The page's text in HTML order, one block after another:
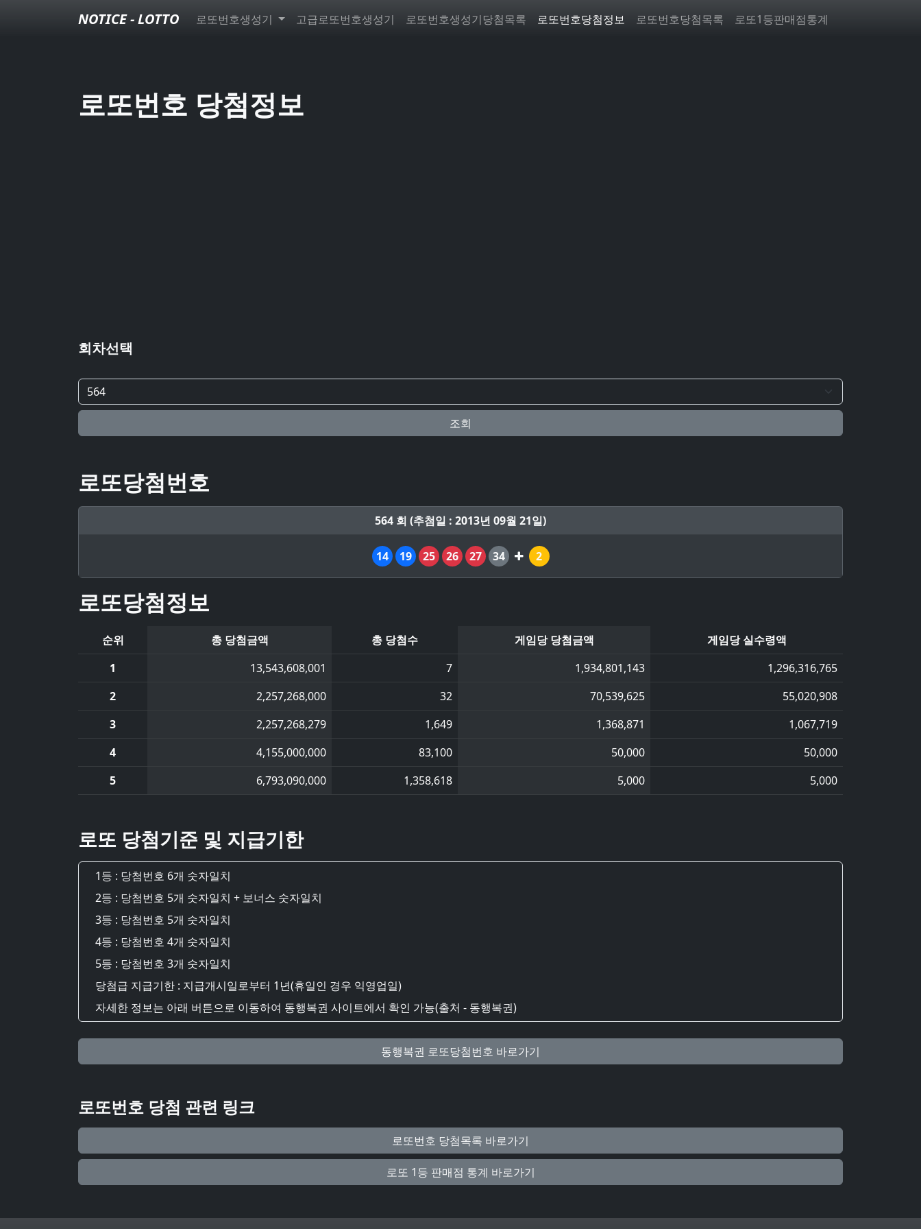
NOTICE - LOTTO 로또번호생성기 고급로또번호생성기 로또번호생성기당첨목록 로또번호당첨정보 로또번호당첨목록 로또1등판매점통계
로또번호 당첨정보
회차선택
조회
로또당첨번호
564 회 (추첨일 : 2013년 09월 21일)
14 19 25 26 27 34 2
로또당첨정보
순위 총 당첨금액 총 당첨수 게임당 당첨금액
게임당 실수령액
1
13,543,608,001 7 1,934,801,143
1,296,316,765
2
2,257,268,000 32 70,539,625
55,020,908
3
2,257,268,279 1,649 1,368,871
1,067,719
4
4,155,000,000 83,100 50,000
50,000
5
6,793,090,000 1,358,618 5,000 5,000
로또 당첨기준 및 지급기한
1등 : 당첨번호 6개 숫자일치
2등 : 당첨번호 5개 숫자일치 + 보너스 숫자일치
3등 : 당첨번호 5개 숫자일치
4등 : 당첨번호 4개 숫자일치
5등 : 당첨번호 3개 숫자일치
당첨급 지급기한 : 지급개시일로부터 1년(휴일인 경우 익영업일)
자세한 정보는 아래 버튼으로 이동하여 동행복권 사이트에서 확인 가능(출처 - 동행복권)
동행복권 로또당첨번호 바로가기
로또번호 당첨 관련 링크
로또번호 당첨목록 바로가기
로또 1등 판매점 통계 바로가기